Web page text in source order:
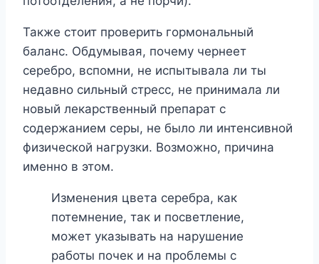
Также стоит проверить гормональный
баланс. Обдумывая, почему чернеет
серебро, вспомни, не испытывала ли ты
недавно сильный стресс, не принимала ли
новый лекарственный препарат с
содержанием серы, не было ли интенсивной
физической нагрузки. Возможно, причина
именно в этом.
Изменения цвета серебра, как
потемнение, так и посветление,
может указывать на нарушение
работы почек и на проблемы с